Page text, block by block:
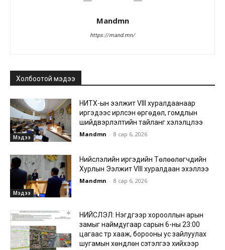
Mandmn
https://mand.mn/
Холбоотой мэдээ
Мэдээ
НИТХ-ын ээлжит VIII хуралдаанаар
иргэдээс ирүүлсэн өргөдөл, гомдлын
шийдвэрлэлтийн тайланг хэлэлцлээ
Mandmn - 8 сар 6, 2026
Мэдээ
Нийслэлийн иргэдийн Төлөөлөгчдийн
Хурлын Ээлжит VIII хуралдаан эхэллээ
Mandmn - 8 сар 6, 2026
НИЙСЛЭЛ: Нэгдүгээр хорооллын арын
замыг наймдугаар сарын 6-ны 23:00
цагаас түр хааж, борооны ус зайлуулах
шугамын хөндлөн сэтэлгээ хийхээр